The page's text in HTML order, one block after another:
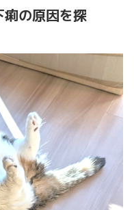
の原因を探